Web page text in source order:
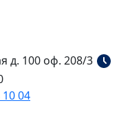
д. 100 оф. 208/3
04